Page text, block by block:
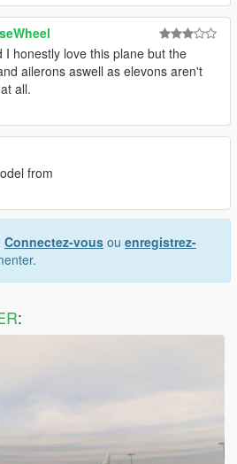
I honestly love this plane but the
ailerons aswell as elevons aren't
all.
from
Connectez-vous ou enregistrez-
: